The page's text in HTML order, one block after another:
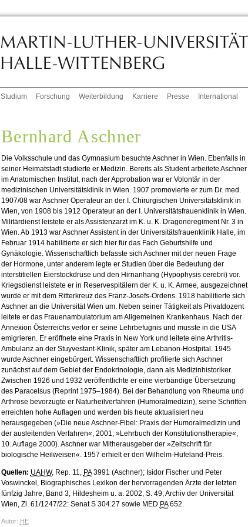
Studium Forschung Weiterbildung Karriere Presse International
Bernhard Aschner
Die Volksschule und das Gymnasium besuchte Aschner in Wien. Ebenfalls in
seiner Heimatstadt studierte er Medizin. Bereits als Student arbeitete Aschner
im Anatomischen Institut, nach der Approbation war er Volontär in der
medizinischen Universitätsklinik in Wien. 1907 promovierte er zum Dr. med.
1907/08 war Aschner Operateur an der I. Chirurgischen Universitätsklinik in
Wien, von 1908 bis 1912 Operateur an der I. Universitätsfrauenklinik in Wien.
Militärdienst leistete er als Assistenzarzt im K. u. K. Dragoneregiment Nr. 3 in
Wien. Ab 1913 war Aschner Assistent in der Universitätsfrauenklinik Halle, im
Februar 1914 habilitierte er sich hier für das Fach Geburtshilfe und
Gynäkologie. Wissenschaftlich befasste sich Aschner mit der neuen Frage
der Hormone, unter anderem legte er Studien über die Bedeutung der
interstitiellen Eierstockdrüse und den Hirnanhang (Hypophysis cerebri) vor.
Kriegsdienst leistete er in Reservespitälern der K. u. K. Armee, ausgezeichnet
wurde er mit dem Ritterkreuz des Franz-Josefs-Ordens. 1918 habilitierte sich
Aschner an die Universität Wien um. Neben seiner Tätigkeit als Privatdozent
leitete er das Frauenambulatorium am Allgemeinen Krankenhaus. Nach der
Annexion Österreichs verlor er seine Lehrbefugnis und musste in die USA
emigrieren. Er eröffnete eine Praxis in New York und leitete eine Arthritis-
Ambulanz an der Stuyvestant-Klinik, später am Lebanon-Hostpital. 1945
wurde Aschner eingebürgert. Wissenschaftlich profilierte sich Aschner
zunächst auf dem Gebiet der Endokrinologie, dann als Medizinhistoriker.
Zwischen 1926 und 1932 veröffentlichte er eine vierbändige Übersetzung
des Paracelsus (Reprint 1975–1984). Bei der Behandlung von Rheuma und
Arthrose bevorzugte er Naturheilverfahren (Humoralmedizin), seine Schriften
erreichten hohe Auflagen und werden bis heute aktualisiert neu
herausgegeben (»Die neue Aschner-Fibel: Praxis der Humoralmedizin und
der ausleitenden Verfahren«, 2001; »Lehrbuch der Konstitutionstherapie«,
10. Auflage 2000). Aschner war Mitherausgeber der »Zeitschrift für
biologische Heilweisen«. 1957 erhielt er den Wilhelm-Hufeland-Preis.
Quellen: UAHW, Rep. 11, PA3991 (Aschner); Isidor Fischer und Peter
Voswinckel, Biographisches Lexikon der hervorragenden Ärzte der letzten
fünfzig Jahre, Band 3, Hildesheim u. a. 2002, S. 49; Archiv der Universität
Wien, Zl. 61/1247/22: Senat S 304.27 sowie MED PA652.
Autor: HE